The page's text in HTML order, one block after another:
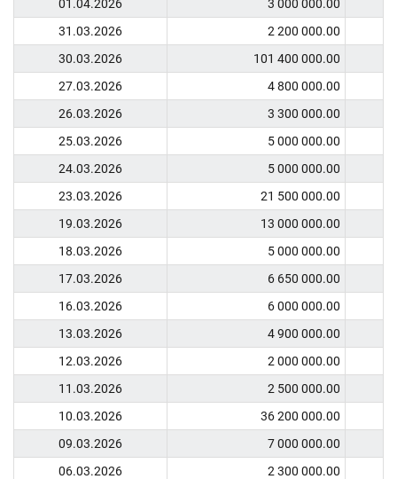
01.04.2026
3 000 000.00
31.03.2026
2 200 000.00
30.03.2026
101 400 000.00
27.03.2026
4 800 000.00
26.03.2026
3 300 000.00
25.03.2026
5 000 000.00
24.03.2026
5 000 000.00
23.03.2026
21 500 000.00
19.03.2026
13 000 000.00
18.03.2026
5 000 000.00
17.03.2026
6 650 000.00
16.03.2026
6 000 000.00
13.03.2026
4 900 000.00
12.03.2026
2 000 000.00
11.03.2026
2 500 000.00
10.03.2026
36 200 000.00
09.03.2026
7 000 000.00
06.03.2026
2 300 000.00